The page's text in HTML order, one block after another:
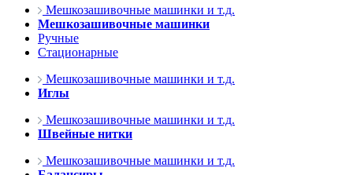
Мешкозашивочные машинки и т.д.
Мешкозашивочные машинки
Ручные
Стационарные
Мешкозашивочные машинки и т.д.
Иглы
Мешкозашивочные машинки и т.д.
Швейные нитки
Мешкозашивочные машинки и т.д.